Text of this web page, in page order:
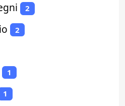
2
2
1
1